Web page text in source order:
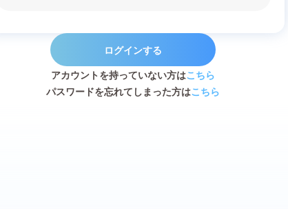
ログインする
アカウントを持っていない方はこちら
パスワードを忘れてしまった方はこちら